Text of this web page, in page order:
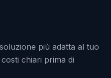
più adatta al tuo
chiari prima di